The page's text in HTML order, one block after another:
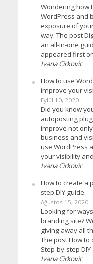
Wondering how
WordPress and
exposure of
way. The post
an all-in-one
appeared first
Ivana Cirkovic
How to use
improve your
Eylül 10, 2020
Did you know
autoposting
improve not
business and
use WordPress
your visibility
Ivana Cirkovic
How to create a
step DIY guide
Ağustos 15, 2020
Looking for
branding site?
giving away all
The post How to
Step-by-step
Ivana Cirkovic